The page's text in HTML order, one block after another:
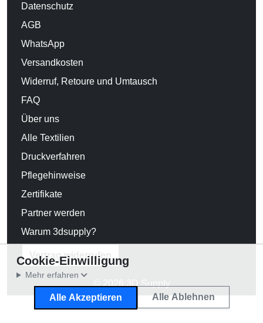
Datenschutz
AGB
WhatsApp
Versandkosten
Widerruf, Retoure und Umtausch
FAQ
Über uns
Alle Textilien
Druckverfahren
Pflegehinweise
Zertifikate
Partner werden
Warum 3dsupply?
Vertrag widerrufen
© 2026 3D Supply
Cookie-Einwilligung
Mehr erfahren
Alle Akzeptieren Alle Ablehnen